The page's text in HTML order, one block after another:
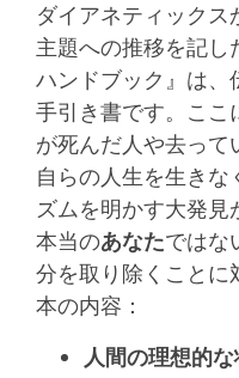
ダイアネティックス
主題への推移を記し
ハンドブック』は
手引き書です。ここ
が死んだ人や去って
自らの人生を生き
ズムを明かす大発見
本当のあなたではな
分を取り除くこと
本の内容：
人間の理想的